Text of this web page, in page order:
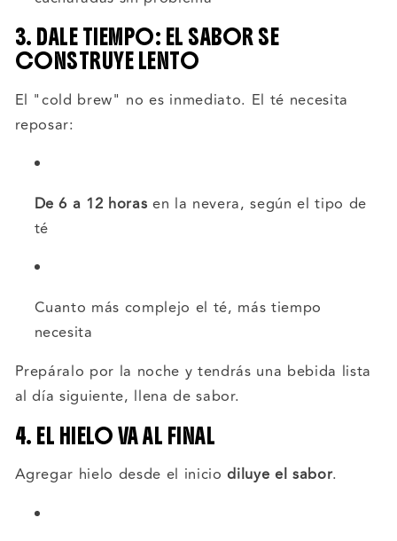
3. DALE TIEMPO: EL SABOR SE
CONSTRUYE LENTO
El "cold brew" no es inmediato. El té necesita
reposar:
De 6 a 12 horas en la nevera, según el tipo de
té
Cuanto más complejo el té, más tiempo
necesita
Prepáralo por la noche y tendrás una bebida lista
al día siguiente, llena de sabor.
4. EL HIELO VA AL FINAL
Agregar hielo desde el iniciodiluye el sabor.